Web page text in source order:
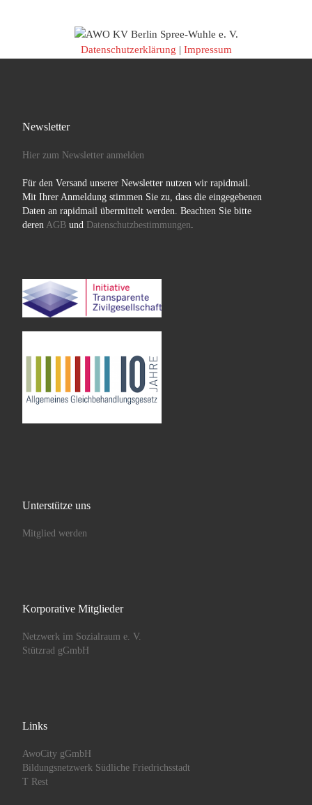
Datenschutzerklärung | Impressum
Newsletter
Hier zum Newsletter anmelden
Für den Versand unserer Newsletter nutzen wir rapidmail.
Mit Ihrer Anmeldung stimmen Sie zu, dass die eingegebenen
Daten an rapidmail übermittelt werden. Beachten Sie bitte
deren AGBund Datenschutzbestimmungen
Unterstütze uns
Mitglied werden
Korporative Mitglieder
Netzwerk im Sozialraum e. V.
Stützrad gGmbH
Links
AwoCity gGmbH
Bildungsnetzwerk Südliche Friedrichsstadt
T Rest